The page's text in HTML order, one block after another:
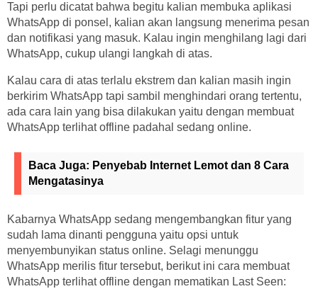
Tapi perlu dicatat bahwa begitu kalian membuka aplikasi
WhatsApp di ponsel, kalian akan langsung menerima pesan
dan notifikasi yang masuk. Kalau ingin menghilang lagi dari
WhatsApp, cukup ulangi langkah di atas.
Kalau cara di atas terlalu ekstrem dan kalian masih ingin
berkirim WhatsApp tapi sambil menghindari orang tertentu,
ada cara lain yang bisa dilakukan yaitu dengan membuat
WhatsApp terlihat offline padahal sedang online.
Baca Juga: Penyebab Internet Lemot dan 8 Cara
Mengatasinya
Kabarnya WhatsApp sedang mengembangkan fitur yang
sudah lama dinanti pengguna yaitu opsi untuk
menyembunyikan status online. Selagi menunggu
WhatsApp merilis fitur tersebut, berikut ini cara membuat
WhatsApp terlihat offline dengan mematikan Last Seen: